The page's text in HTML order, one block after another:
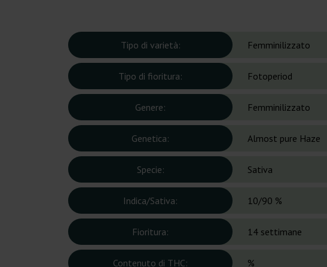
Tipo di varietà: Femminilizzato
Tipo di fioritura: Fotoperiod
Genere: Femminilizzato
Genetica: Almost pure Haze
Specie: Sativa
Indica/Sativa: 10/90 %
Fioritura: 14 settimane
Contenuto di THC: %